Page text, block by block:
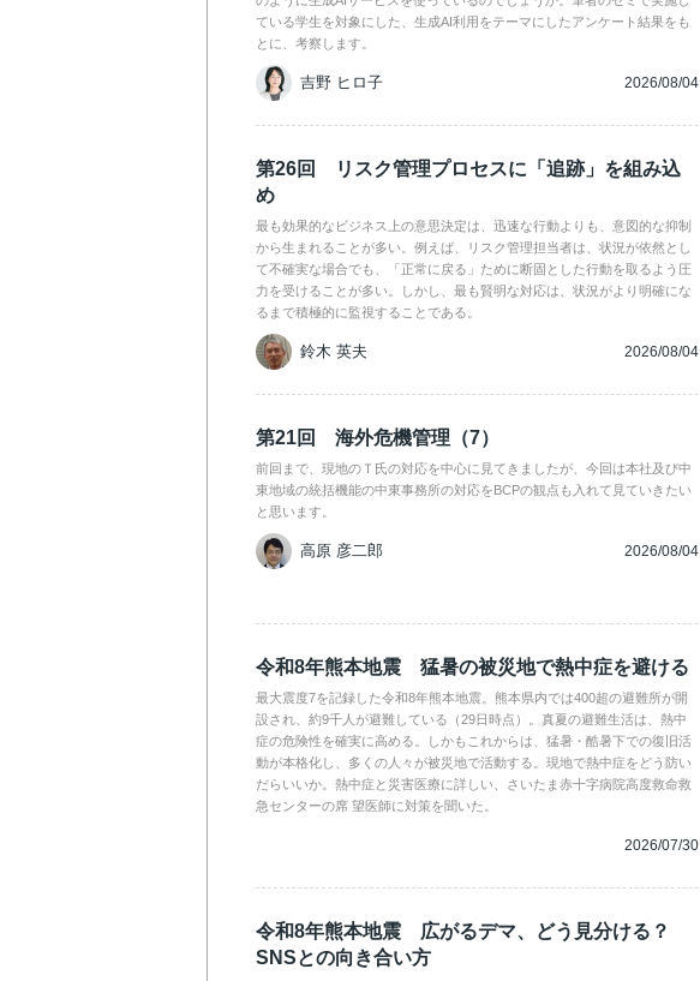
ている学生を対象にした、生成AI利用をテーマにしたアンケート結果をも
とに、考察します。
吉野 ヒロ子 2026/08/04
第26回 リスク管理プロセスに「追跡」を組み込
め
最も効果的なビジネス上の意思決定は、迅速な行動よりも、意図的な抑制
から生まれることが多い。例えば、リスク管理担当者は、状況が依然とし
て不確実な場合でも、「正常に戻る」ために断固とした行動を取るよう圧
力を受けることが多い。しかし、最も賢明な対応は、状況がより明確にな
るまで積極的に監視することである。
鈴木 英夫 2026/08/04
第21回 海外危機管理（7）
前回まで、現地のＴ氏の対応を中心に見てきましたが、今回は本社及び中
東地域の統括機能の中東事務所の対応をBCPの観点も入れて見ていきたい
と思います。
高原 彦二郎 2026/08/04
令和8年熊本地震 猛暑の被災地で熱中症を避ける
最大震度7を記録した令和8年熊本地震。熊本県内では400超の避難所が開
設され、約9千人が避難している（29日時点）。真夏の避難生活は、熱中
症の危険性を確実に高める。しかもこれからは、猛暑・酷暑下での復旧活
動が本格化し、多くの人々が被災地で活動する。現地で熱中症をどう防い
だらいいか。熱中症と災害医療に詳しい、さいたま赤十字病院高度救命救
急センターの席 望医師に対策を聞いた。
2026/07/30
令和8年熊本地震 広がるデマ、どう見分ける？
SNSとの向き合い方